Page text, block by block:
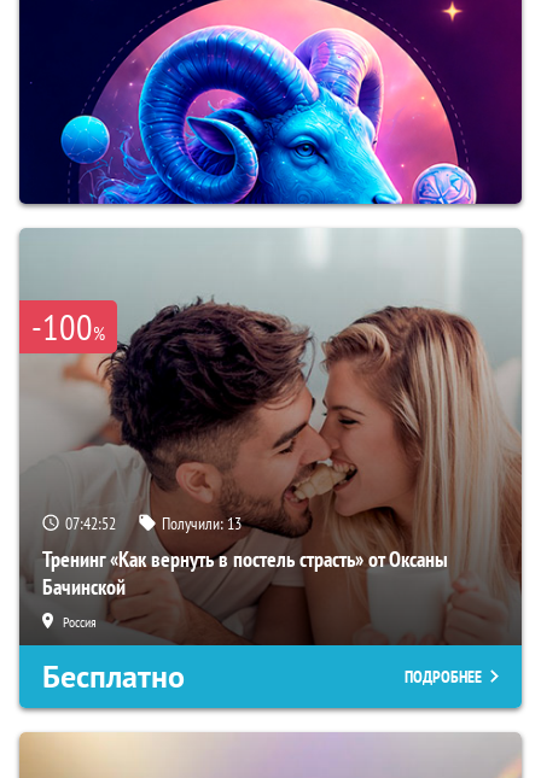
-100%
07:42:51 Получили:13
Тренинг «Как вернуть в постель страсть» от Оксаны
Бачинской
Россия
Бесплатно ПОДРОБНЕЕ